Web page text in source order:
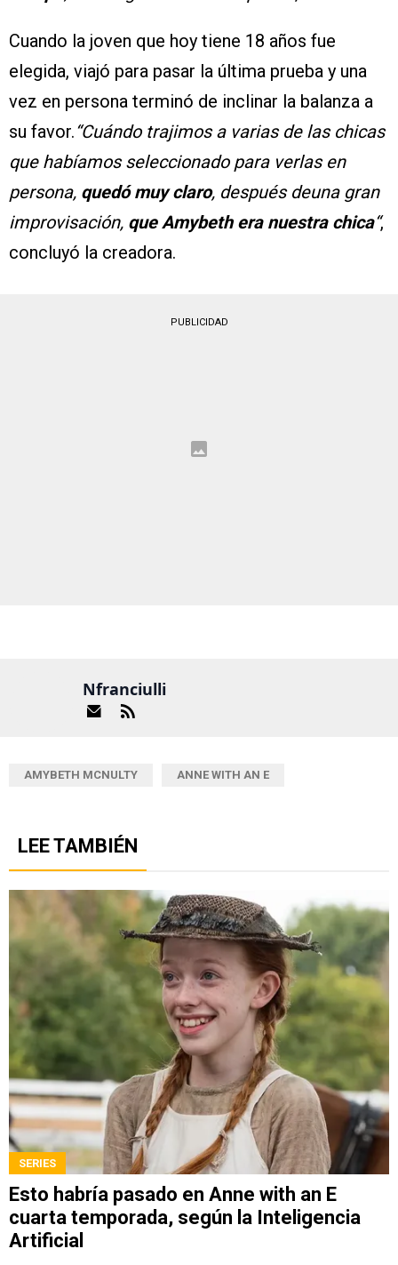
Cuando la joven que hoy tiene 18 años fue
elegida, viajó para pasar la última prueba y una
vez en persona terminó de inclinar la balanza a
su favor.“Cuándo trajimos a varias de las chicas
que habíamos seleccionado para verlas en
persona, quedó muy claro, después deuna gran
improvisación, que Amybeth era nuestra chica“,
concluyó la creadora.
PUBLICIDAD
Nfranciulli
AMYBETH MCNULTY ANNE WITH AN E
LEE TAMBIÉN
SERIES
Esto habría pasado en Anne with an E
cuarta temporada, según la Inteligencia
Artificial